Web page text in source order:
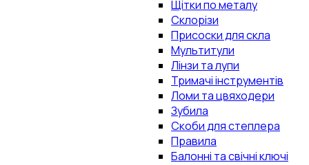
Щітки по металу
Склорізи
Присоски для скла
Мультитули
Лінзи та лупи
Тримачі інструментів
Ломи та цвяходери
Зубила
Скоби для степлера
Правила
Балонні та свічні ключі